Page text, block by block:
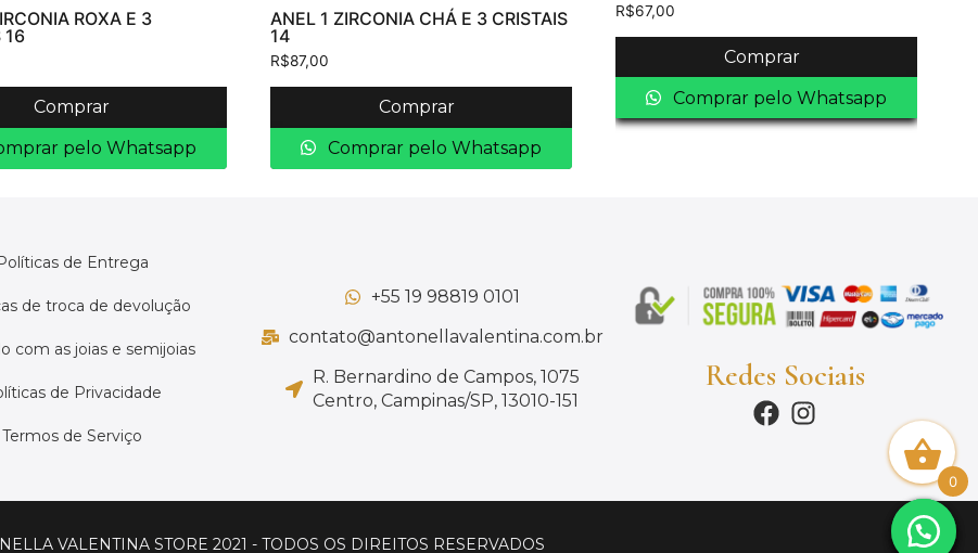
ROXA E 3
16
Comprar
pelo Whatsapp
ANEL 1 ZIRCONIA CHÁ E 3 CRISTAIS
14
R$87,00
Comprar
Comprar pelo Whatsapp
R$67,00
Comprar
Comprar pelo Whatsapp
de Entrega
de troca de devolução
com as joias e semijoias
de Privacidade
Termos de Serviço
+55 19 98819 0101
contato@antonellavalentina.com.br
R. Bernardino de Campos, 1075
Centro, Campinas/SP, 13010-151
Redes Sociais
VALENTINA STORE 2021 - TODOS OS DIREITOS RESERVADOS
0